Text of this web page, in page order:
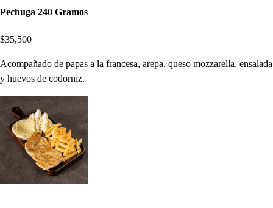
Pechuga 240 Gramos
$35,500
Acompañado de papas a la francesa, arepa, queso mozzarella, ensalada
y huevos de codorniz.